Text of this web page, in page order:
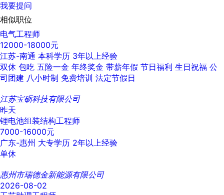
我要提问
相似职位
电气工程师
12000-18000元
江苏-南通 本科学历 3年以上经验
双休 包吃 五险一金 年终奖金 带薪年假 节日福利 生日祝福 公
司团建 八小时制 免费培训 法定节假日
江苏宝砺科技有限公司
昨天
锂电池组装结构工程师
7000-16000元
广东-惠州 大专学历 2年以上经验
单休
惠州市瑞德金新能源有限公司
2026-08-02